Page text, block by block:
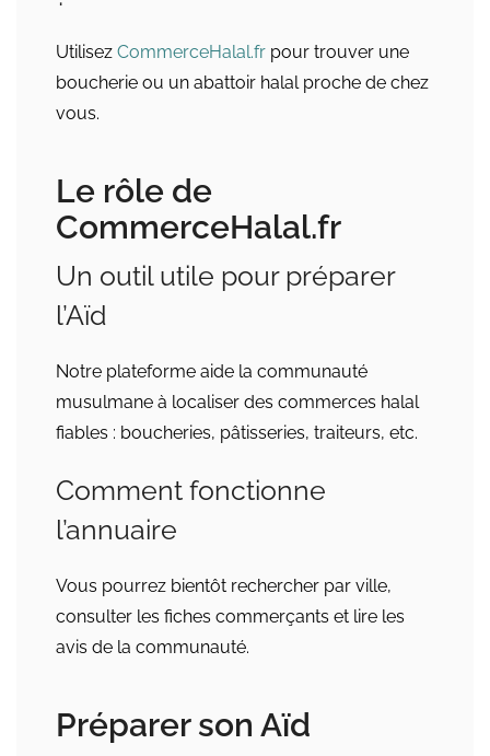
Utilisez CommerceHalal.fr pour trouver une
boucherie ou un abattoir halal proche de chez
vous.
Le rôle de
CommerceHalal.fr
Un outil utile pour préparer
l’Aïd
Notre plateforme aide la communauté
musulmane à localiser des commerces halal
fiables : boucheries, pâtisseries, traiteurs, etc.
Comment fonctionne
l’annuaire
Vous pourrez bientôt rechercher par ville,
consulter les fiches commerçants et lire les
avis de la communauté.
Préparer son Aïd